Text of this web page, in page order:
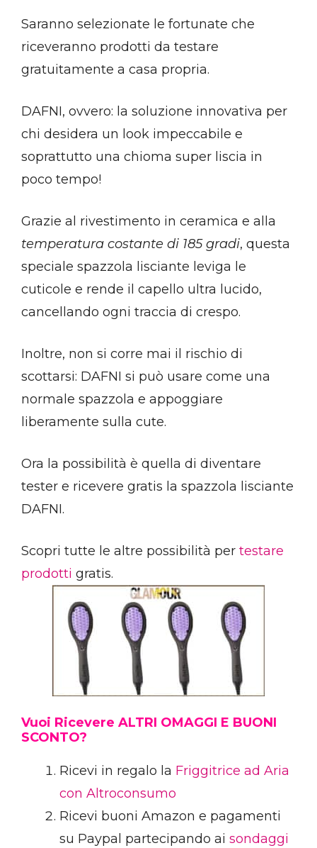
Saranno selezionate le fortunate che
riceveranno prodotti da testare
gratuitamente a casa propria.
DAFNI, ovvero: la soluzione innovativa per
chi desidera un look impeccabile e
soprattutto una chioma super liscia in
poco tempo!
Grazie al rivestimento in ceramica e alla
temperatura costante di 185 gradi, questa
speciale spazzola lisciante leviga le
cuticole e rende il capello ultra lucido,
cancellando ogni traccia di crespo.
Inoltre, non si corre mai il rischio di
scottarsi: DAFNI si può usare come una
normale spazzola e appoggiare
liberamente sulla cute.
Ora la possibilità è quella di diventare
tester e ricevere gratis la spazzola lisciante
DAFNI.
Scopri tutte le altre possibilità per testare
prodotti gratis.
Vuoi Ricevere ALTRI OMAGGI E BUONI
SCONTO?
Ricevi in regalo la Friggitrice ad Aria
con Altroconsumo
Ricevi buoni Amazon e pagamenti
su Paypal partecipando ai sondaggi